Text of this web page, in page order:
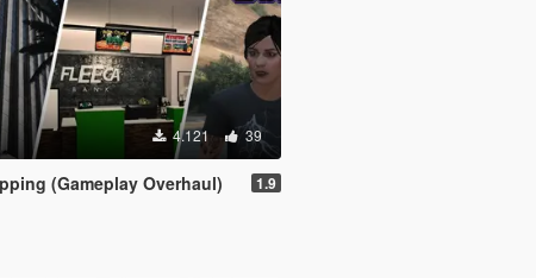
4.121 39
(Gameplay Overhaul) 1.9